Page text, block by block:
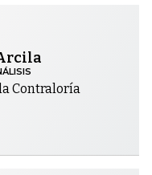
Contraloría